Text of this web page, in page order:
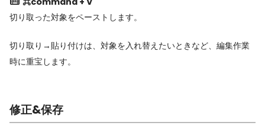
切り取った対象をペーストします。
切り取り→貼り付けは、対象を入れ替えたいときなど、編集作業
時に重宝します。
修正&保存